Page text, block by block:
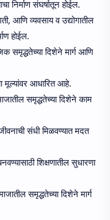
निर्माण संघर्षातून होईल.
आणि व्यवसाय व उद्योगातील
होईल.
समृद्धतेच्या दिशेने मार्ग आणि
मूल्यांवर आधारित आहे.
समृद्धतेच्या दिशेने काम
संधी मिळवण्यात मदत
शिक्षणातील सुधारणा
समृद्धतेच्या दिशेने मार्ग